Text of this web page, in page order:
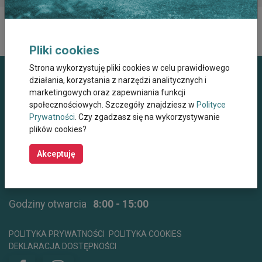
Pliki cookies
Strona wykorzystuję pliki cookies w celu prawidłowego
działania, korzystania z narzędzi analitycznych i
marketingowych oraz zapewniania funkcji
społecznościowych. Szczegóły znajdziesz w Polityce
Prywatności. Czy zgadzasz się na wykorzystywanie
plików cookies?
Akceptuję
Dane kontaktowe
Miejskie Centrum Opieki dla Osób Starszych,
Przewlekle Niepełnosprawnych oraz
Niesamodzielnych w Krakowie
ul. Wielicka 267, 30-663 Kraków
Godziny otwarcia 8:00 - 15:00
POLITYKA PRYWATNOŚCI
POLITYKA COOKIES
DEKLARACJA DOSTĘPNOŚCI